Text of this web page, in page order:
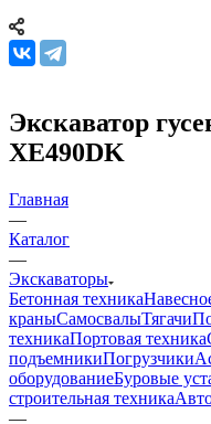
Экскаватор
XE490DK
Главная
—
Каталог
—
Экскаваторы
Бетонная техника
краныСамосвалыТягачи
техникаПортовая техника
подъемникиПогрузчики
оборудованиеБуровые
строительная техника
—